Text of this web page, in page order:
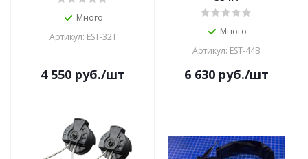
Много
Артикул: EST-32T
4 550 руб./шт
Много
Артикул: EST-44B
6 630 руб./шт